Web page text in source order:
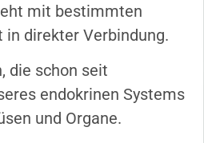
mit bestimmten
in direkter Verbindung.
die schon seit
endokrinen Systems
und Organe.